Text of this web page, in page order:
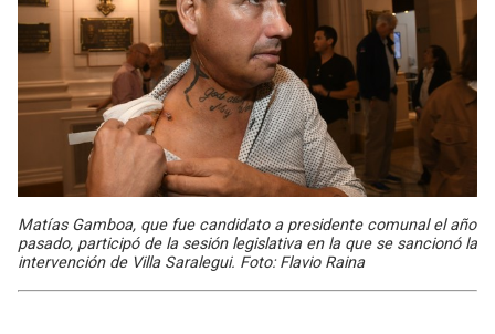
Matías Gamboa, que fue candidato a presidente comunal el año
pasado, participó de la sesión legislativa en la que se sancionó la
intervención de Villa Saralegui. Foto: Flavio Raina